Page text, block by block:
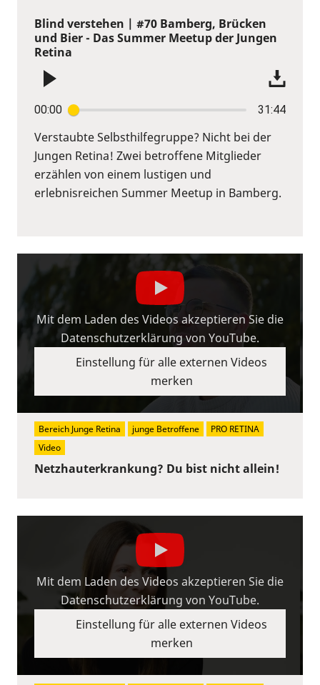
Blind verstehen | #70 Bamberg, Brücken
und Bier - Das Summer Meetup der Jungen
Retina
00:00 31:44
Verstaubte Selbsthilfegruppe? Nicht bei der
Jungen Retina! Zwei betroffene Mitglieder
erzählen von einem lustigen und
erlebnisreichen Summer Meetup in Bamberg.
Netzhauterkrankung? Du bist nicht allein!
Mit dem Laden des Videos akzeptieren Sie die
Datenschutzerklärung von YouTube.
Einstellung für alle externen Videos
merken
Bereich Junge Retina junge Betroffene
PRO RETINA
Video
Mit dem Laden des Videos akzeptieren Sie die
Datenschutzerklärung von YouTube.
Einstellung für alle externen Videos
merken